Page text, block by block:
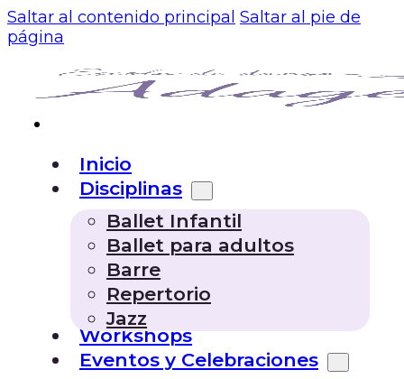
Saltar al contenido principal Saltar al pie de
página
Inicio
Disciplinas
Ballet Infantil
Ballet para adultos
Barre
Repertorio
Jazz
Workshops
Eventos y Celebraciones